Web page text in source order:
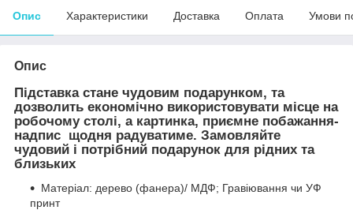
Опис Характеристики Доставка Оплата Умови
Опис
Підставка стане чудовим подарунком, та
дозволить економічно використовувати місце на
робочому столі, а картинка, приємне побажання-
надпис щодня радуватиме. Замовляйте
чудовий і потрібний подарунок для рідних та
близьких
Матеріал: дерево (фанера)/ МДФ; Гравіювання чи УФ
принт